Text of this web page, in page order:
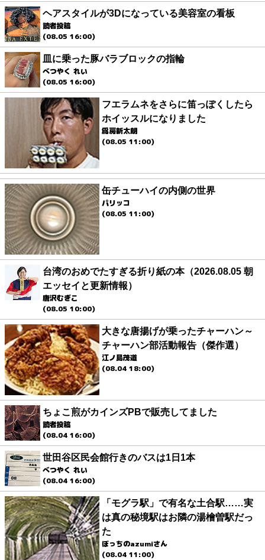
ヘアスタイルが3Dになっている美容室の看板
読者投稿
(08.05 16:00)
皿に乗った豚バラブロックの指輪
べつやく れい
(08.05 16:00)
フエラムネをさらに笛っぽくしたら
ホイッスルになりました
爲房新太朗
(08.05 11:00)
缶チューハイの内側の世界
パリッコ
(08.05 11:00)
台湾のおめでたすぎる折り紙の本（2026.08.05 朝
エッセイと更新情報）
唐沢むぎこ
(08.05 10:00)
大きな唐揚げが乗ったチャーハン～
チャーハン部活動報告（傑作選）
江ノ島茂道
(08.04 18:00)
ちょこ煎がカインズPBで販売してました
読者投稿
(08.04 16:00)
世田谷区民会館行きのバスは1日1本
べつやく れい
(08.04 16:00)
「モグラ駅」で有名な土合駅……実
は真の秘境駅はお隣の湯檜曽駅だっ
た
ぼっちのazumiさん
(08.04 11:00)